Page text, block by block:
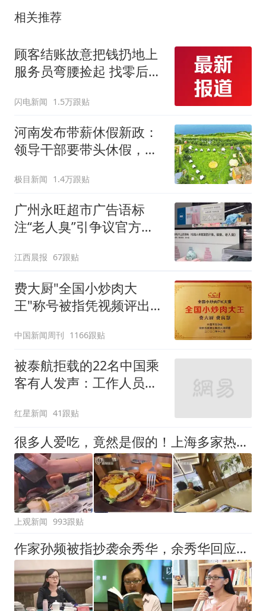
相关推荐
顾客结账故意把钱扔地上
服务员弯腰捡起 找零后照
员是我儿子 他没做错 奖
励100元
闪电新闻 1.5万跟贴
河南发布带薪休假新政：
领导干部要带头休假，推
足；鼓励3-7天弹性长假，
构建“周五半天+周末+年
假”短途度假模式
极目新闻 1.4万跟贴
广州永旺超市广告语标
注“老人臭”引争议官方回
核实完毕后会回电
江西晨报 67跟贴
费大厨"全国小炒肉大
王"称号被指凭视频评出
中国新闻周刊 1166跟贴
被泰航拒载的22名中国乘
客有人发声：工作人员承
买机票回国
红星新闻 41跟贴
很多人爱吃，竟然是假的！上海多家热门餐饮店被曝光，网友热议
上观新闻 993跟贴
作家孙频被指抄袭余秀华，余秀华回应：看到了，给老子等着